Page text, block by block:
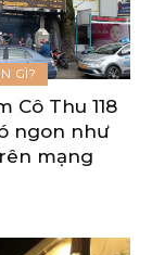
GÌ?
Cô Thu 118
ngon như
mạng